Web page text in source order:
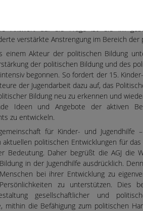
vor große Herausforderungen. Wie
Zusammenhalts und des
Antwort auf die Frage ist die im
verstärkte Anstrengung im Bereich der
einem Akteur der politischen Bildung
der politischen Bildung und des
begonnen. So fordert der 15.
der Jugendarbeit dazu auf, das
Bildung neu zu erkennen und
Ideen und Angebote der aktiven
zu entwickeln.
für Kinder- und Jugendhilfe
aktuellen politischen Entwicklungen für
Bedeutung. Daher begrüßt die AGJ die
in der Jugendhilfe ausdrücklich.
bei ihrer Entwicklung zu
Persönlichkeiten zu unterstützen. Dies
gesellschaftlicher und
mithin die Befähigung zum politischen